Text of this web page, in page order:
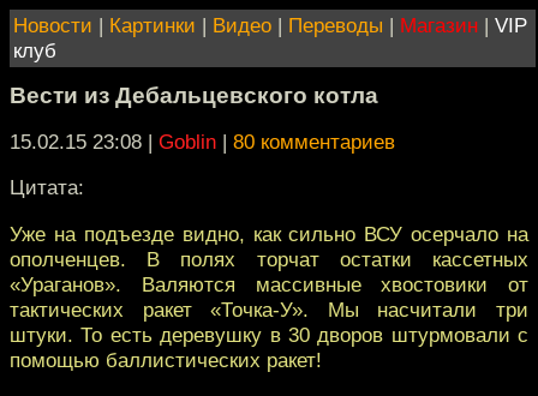
Новости | Картинки | Видео | Переводы | Магазин | VIP
клуб
Вести из Дебальцевского котла
15.02.15 23:08 | Goblin | 80 комментариев
Цитата:
Уже на подъезде видно, как сильно ВСУ осерчало на
ополченцев. В полях торчат остатки кассетных
«Ураганов». Валяются массивные хвостовики от
тактических ракет «Точка-У». Мы насчитали три
штуки. То есть деревушку в 30 дворов штурмовали с
помощью баллистических ракет!